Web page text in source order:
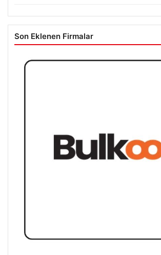
Son Eklenen Firmalar